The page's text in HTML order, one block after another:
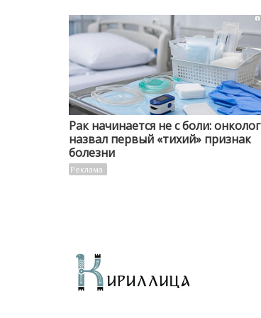
i
Рак начинается не с боли: онколог
назвал первый «тихий» признак
болезни